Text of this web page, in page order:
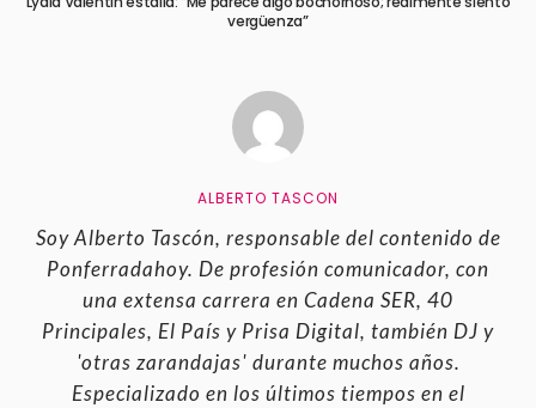
vergüenza”
ALBERTO TASCON
Soy Alberto Tascón, responsable del contenido de
Ponferradahoy. De profesión comunicador, con
una extensa carrera en Cadena SER, 40
Principales, El País y Prisa Digital, también DJ y
'otras zarandajas' durante muchos años.
Especializado en los últimos tiempos en el